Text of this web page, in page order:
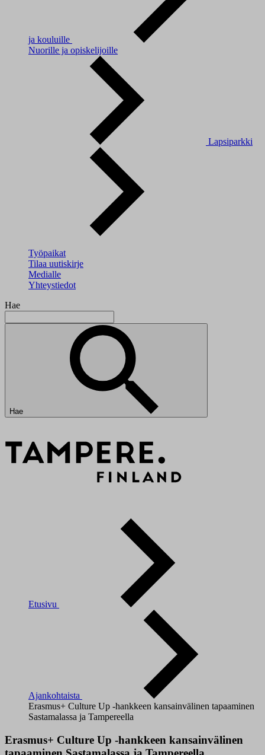
ja kouluille
Nuorille ja opiskelijoille
Lapsiparkki
Työpaikat
Tilaa uutiskirje
Medialle
Yhteystiedot
Hae
Hae
Etusivu
Ajankohtaista
Erasmus+ Culture Up -hankkeen kansainvälinen tapaaminen
Sastamalassa ja Tampereella
Erasmus+ Culture Up -hankkeen kansainvälinen